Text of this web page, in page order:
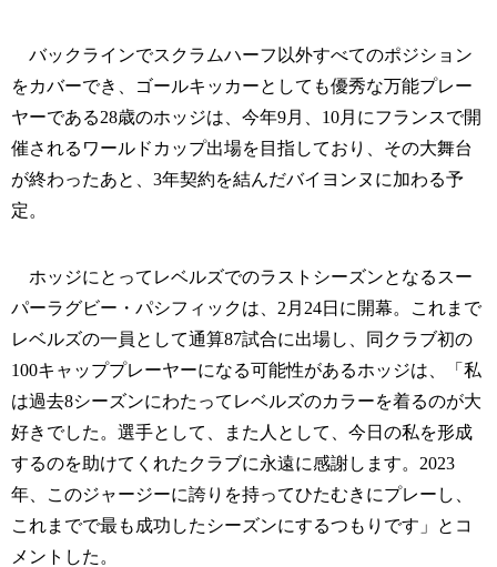
バックラインでスクラムハーフ以外すべてのポジション
をカバーでき、ゴールキッカーとしても優秀な万能プレー
ヤーである28歳のホッジは、今年9月、10月にフランスで開
催されるワールドカップ出場を目指しており、その大舞台
が終わったあと、3年契約を結んだバイヨンヌに加わる予
定。
ホッジにとってレベルズでのラストシーズンとなるスー
パーラグビー・パシフィックは、2月24日に開幕。これまで
レベルズの一員として通算87試合に出場し、同クラブ初の
100キャッププレーヤーになる可能性があるホッジは、「私
は過去8シーズンにわたってレベルズのカラーを着るのが大
好きでした。選手として、また人として、今日の私を形成
するのを助けてくれたクラブに永遠に感謝します。2023
年、このジャージーに誇りを持ってひたむきにプレーし、
これまでで最も成功したシーズンにするつもりです」とコ
メントした。